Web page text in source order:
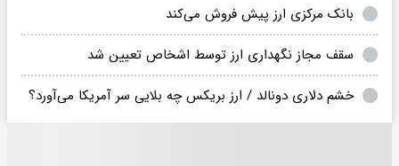
بانک مرکزی ارز پیش فروش می‌کند
سقف مجاز نگهداری ارز توسط اشخاص تعیین شد
خشم دلاری دونالد / ارز بریکس چه بلایی سر آمریکا می‌آورد؟